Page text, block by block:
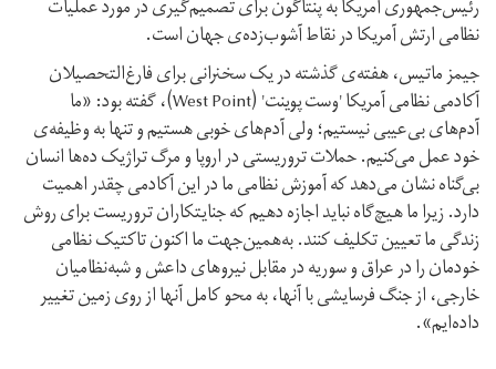
رئیس‌جمهوری آمریکا به پنتاگون برای تصمیم‌گیری در مورد عملیات
نظامی ارتش آمریکا در نقاط آشوب‌زده‌ی جهان است.
جیمز ماتیس، هفته‌ی گذشته در یک سخنرانی برای فارغ‌التحصیلان
آکادمی نظامی آمریکا 'وست پوینت' (West Point)، گفته بود: «ما
آدم‌های بی‌عیبی نیستیم؛ ولی آدم‌های خوبی هستیم و تنها به وظیفه‌ی
خود عمل می‌کنیم. حملات تروریستی در اروپا و مرگ تراژیک ده‌ها انسان
بی‌گناه نشان می‌دهد که آموزش نظامی ما در این آکادمی چقدر اهمیت
دارد. زیرا ما هیچ‌گاه نباید اجازه دهیم که جنایتکاران تروریست برای روش
زندگی ما تعیین تکلیف کنند. به‌همین‌جهت ما اکنون تاکتیک نظامی
خودمان را در عراق و سوریه در مقابل نیروهای داعش و شبه‌نظامیان
خارجی، از جنگ فرسایشی با آنها، به محو کامل آنها از روی زمین تغییر
داده‌ایم».